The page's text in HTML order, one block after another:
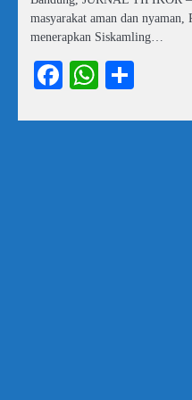
masyarakat aman dan
menerapkan Siskamling…
Facebook